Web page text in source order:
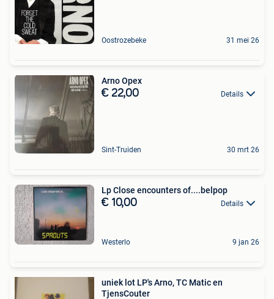
Oostrozebeke 31 mei 26
Arno Opex
€ 22,00 Details
Sint-Truiden 30 mrt 26
Lp Close encounters of....belpop
€ 10,00 Details
Westerlo 9 jan 26
uniek lot LP's Arno, TC Matic en
TjensCouter